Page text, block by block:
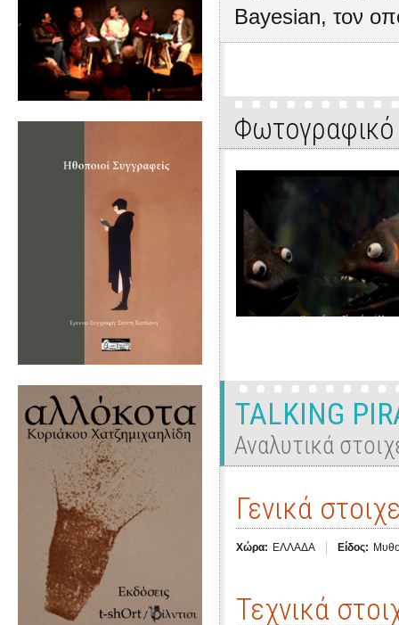
Bayesian, τον
Φωτογραφικό
TALKING
Αναλυτικά
Γενικά
Χώρα: ΕΛΛΑΔΑ Είδος:
Τεχνικά